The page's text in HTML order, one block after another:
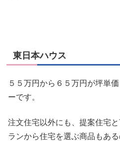
東日本ハウス
５５万円から６５万円が坪単
ーです。
注文住宅以外にも、提案住宅
ランから住宅を選ぶ商品もある